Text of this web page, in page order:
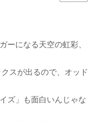
ーになる天空の虹彩、
スが出るので、オッド
ズ」も面白いんじゃな